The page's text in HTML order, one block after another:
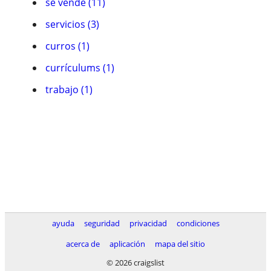
servicios (3)
curros (1)
currículums (1)
trabajo (1)
ayuda seguridad privacidad
condiciones
acerca de
aplicación
mapa del sitio
© 2026 craigslist